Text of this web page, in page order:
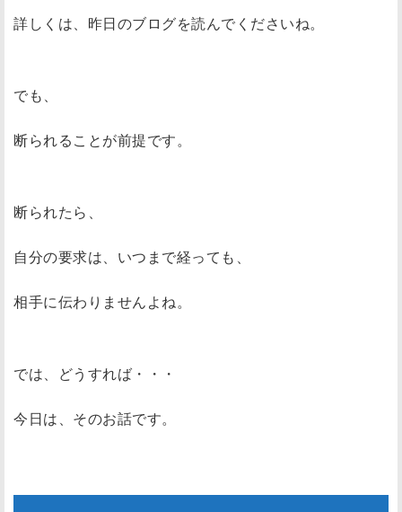
詳しくは、昨日のブログを読んでくださいね。
でも、
断られることが前提です。
断られたら、
自分の要求は、いつまで経っても、
相手に伝わりませんよね。
では、どうすれば・・・
今日は、そのお話です。